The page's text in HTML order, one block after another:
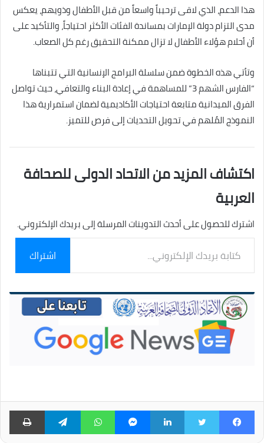
هذا الدعم، الذي لاقى ترحيباً واسعاً من قبل الأطفال وذويهم، يعكس
مدى التزام دولة الإمارات بمساندة الفئات الأكثر احتياجاً، والتأكيد على
أن أحلام هؤلاء الأطفال لا تزال ممكنة التحقيق رغم كل الصعاب.
وتأتي هذه الخطوة ضمن سلسلة البرامج الإنسانية التي تتبناها
“الفارس الشهم 3” للمساهمة في إعادة البناء والتعافي، حيث تواصل
الفرق الميدانية متابعة احتياجات الأكاديمية لضمان استمرارية هذا
النموذج المُلهم في تحويل التحديات إلى فرص للتميز.
اكتشاف المزيد من الاتحاد الدولى للصحافة
العربية
اشترك للحصول على أحدث التدوينات المرسلة إلى بريدك الإلكتروني.
بريدك
الإلكتروني...
اشتراك
فيسبوك لينكدإن ماسنجر واتساب تيلقرام